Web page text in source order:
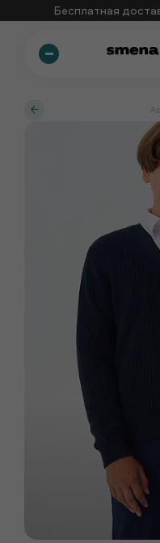
Бесплатная